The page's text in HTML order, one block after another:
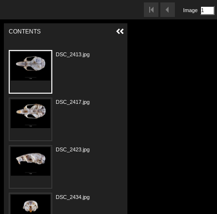
Image
CONTENTS
DSC_2413.jpg
DSC_2417.jpg
DSC_2423.jpg
DSC_2434.jpg